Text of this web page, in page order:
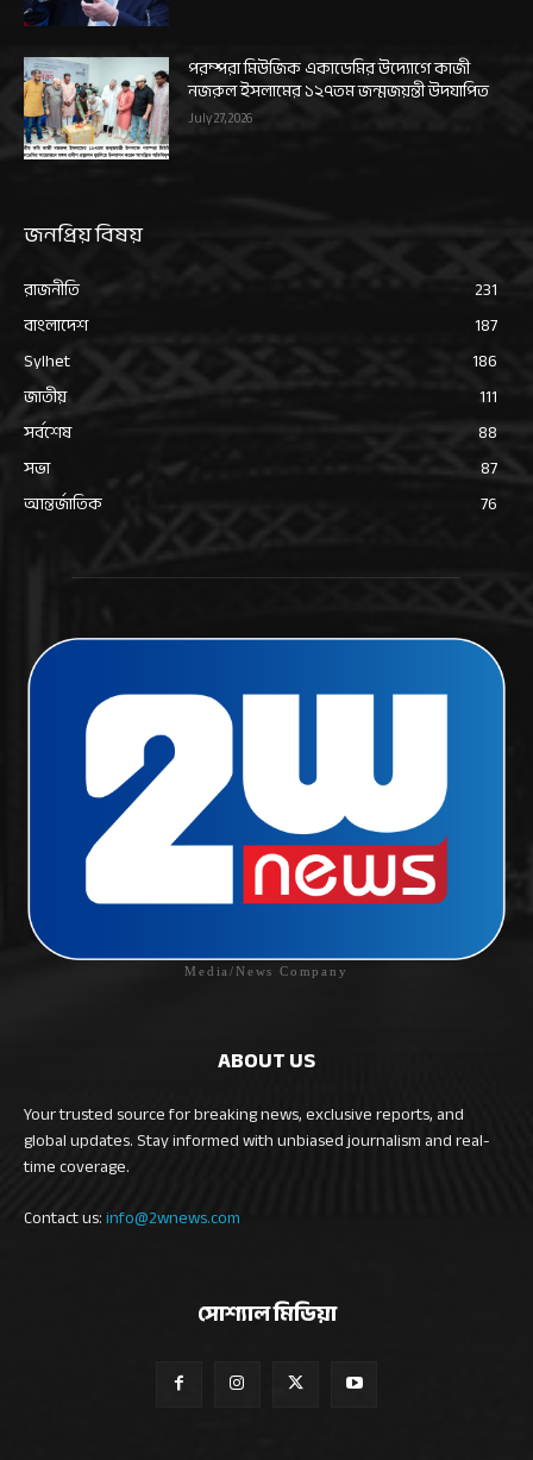
পরম্পরা মিউজিক একাডেমির উদ্যোগে কাজী
নজরুল ইসলামের ১২৭তম জন্মজয়ন্তী উদযাপিত
July 27, 2026
জনপ্রিয় বিষয়
রাজনীতি
231
বাংলাদেশ
187
Sylhet
186
জাতীয়
111
সর্বশেষ
88
সভা
87
আন্তর্জাতিক
76
Media/News Company
ABOUT US
Your trusted source for breaking news, exclusive reports, and
global updates. Stay informed with unbiased journalism and real-
time coverage.
Contact us:info@2wnews.com
সোশ্যাল মিডিয়া